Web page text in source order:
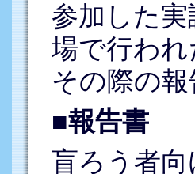
参加した
場で行われ
その際の
■報告書
盲ろう者